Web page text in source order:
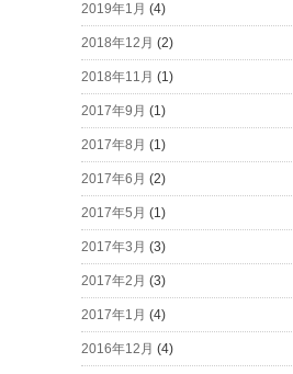
2019年1月 (4)
2018年12月 (2)
2018年11月 (1)
2017年9月 (1)
2017年8月 (1)
2017年6月 (2)
2017年5月 (1)
2017年3月 (3)
2017年2月 (3)
2017年1月 (4)
2016年12月 (4)